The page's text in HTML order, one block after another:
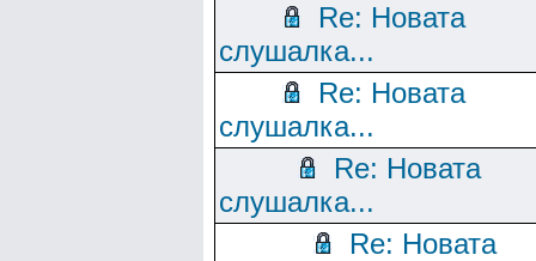
Re: Новата
слушалка...
Re: Новата
слушалка...
Re: Новата
слушалка...
Re: Новата